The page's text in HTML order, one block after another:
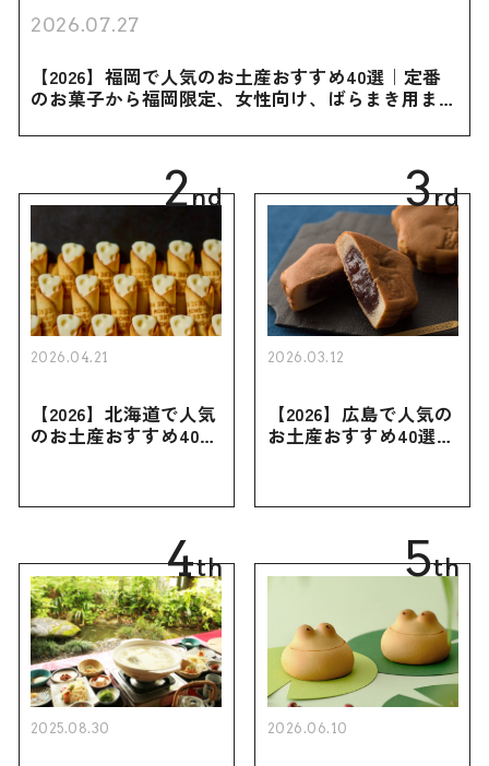
2026.07.27
【2026】福岡で人気のお土産おすすめ40選｜定番
のお菓子から福岡限定、女性向け、ばらまき用まで
2nd
2026.04.21
【2026】北海道で人気
のお土産おすすめ40選
買えない限定品、女性
3rd
2026.03.12
【2026】広島で人気の
お土産おすすめ40選｜
き用、女性向けまで幅
4th
2025.08.30
5th
2026.06.10